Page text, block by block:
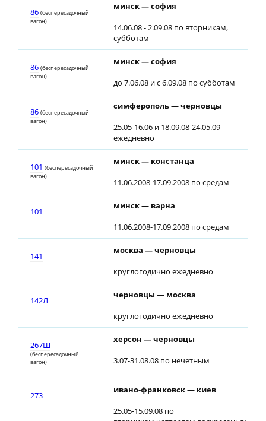
86 (беспересадочный
вагон)
минск — софия
14.06.08 - 2.09.08 по вторникам,
субботам
86 (беспересадочный
вагон)
минск — софия
до 7.06.08 и с 6.09.08 по субботам
86 (беспересадочный
вагон)
симферополь — черновцы
25.05-16.06 и 18.09.08-24.05.09
ежедневно
101 (беспересадочный
вагон)
минск — констанца
11.06.2008-17.09.2008 по средам
101
минск — варна
11.06.2008-17.09.2008 по средам
141
москва — черновцы
круглогодично ежедневно
142Л
черновцы — москва
круглогодично ежедневно
267Ш
(беспересадочный
вагон)
херсон — черновцы
3.07-31.08.08 по нечетным
273
ивано-франковск — киев
25.05-15.09.08 по